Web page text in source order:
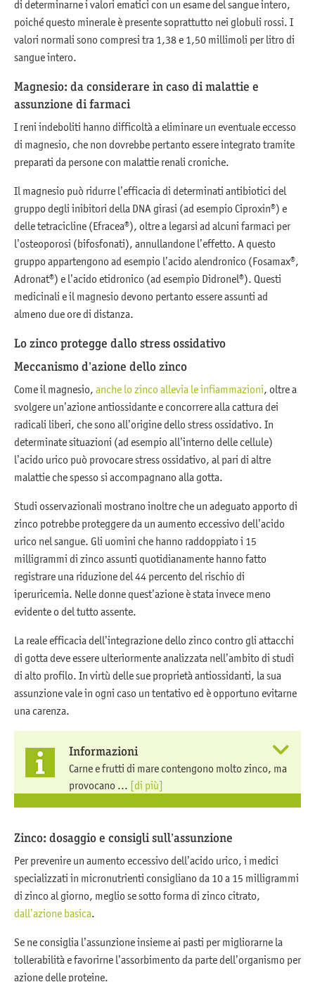
di determinarne i valori ematici con un esame del sangue intero,
poiché questo minerale è presente soprattutto nei globuli rossi. I
valori normali sono compresi tra 1,38 e 1,50 millimoli per litro di
sangue intero.
Magnesio: da considerare in caso di malattie e
assunzione di farmaci
I reni indeboliti hanno difficoltà a eliminare un eventuale eccesso
di magnesio, che non dovrebbe pertanto essere integrato tramite
preparati da persone con malattie renali croniche.
Il magnesio può ridurre l’efficacia di determinati antibiotici del
gruppo degli inibitori della DNA girasi (ad esempio Ciproxin®) e
delle tetracicline (Efracea®), oltre a legarsi ad alcuni farmaci per
l’osteoporosi (bifosfonati), annullandone l’effetto. A questo
gruppo appartengono ad esempio l’acido alendronico (Fosamax®,
Adronat®) e l’acido etidronico (ad esempio Didronel®). Questi
medicinali e il magnesio devono pertanto essere assunti ad
almeno due ore di distanza.
Lo zinco protegge dallo stress ossidativo
Meccanismo d’azione dello zinco
Come il magnesio, anche lo zinco allevia le infiammazioni, oltre a
svolgere un’azione antiossidante e concorrere alla cattura dei
radicali liberi, che sono all’origine dello stress ossidativo. In
determinate situazioni (ad esempio all’interno delle cellule)
l’acido urico può provocare stress ossidativo, al pari di altre
malattie che spesso si accompagnano alla gotta.
Studi osservazionali mostrano inoltre che un adeguato apporto di
zinco potrebbe proteggere da un aumento eccessivo dell’acido
urico nel sangue. Gli uomini che hanno raddoppiato i 15
milligrammi di zinco assunti quotidianamente hanno fatto
registrare una riduzione del 44 percento del rischio di
iperuricemia. Nelle donne quest’azione è stata invece meno
evidente o del tutto assente.
La reale efficacia dell’integrazione dello zinco contro gli attacchi
di gotta deve essere ulteriormente analizzata nell’ambito di studi
di alto profilo. In virtù delle sue proprietà antiossidanti, la sua
assunzione vale in ogni caso un tentativo ed è opportuno evitarne
una carenza.
Informazioni
Carne e frutti di mare contengono molto zinco, ma
provocano ... [di più]
Zinco: dosaggio e consigli sull’assunzione
Per prevenire un aumento eccessivo dell’acido urico, i medici
specializzati in micronutrienti consigliano da 10 a 15 milligrammi
di zinco al giorno, meglio se sotto forma di zinco citrato,
dall’azione basica.
Se ne consiglia l’assunzione insieme ai pasti per migliorarne la
tollerabilità e favorirne l’assorbimento da parte dell’organismo per
azione delle proteine.